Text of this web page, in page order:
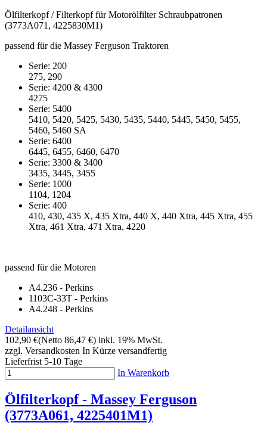
Ölfilterkopf / Filterkopf für Motorölfilter Schraubpatronen
(3773A071, 4225830M1)
passend für die Massey Ferguson Traktoren
Serie: 200
275, 290
Serie: 4200 & 4300
4275
Serie: 5400
5410, 5420, 5425, 5430, 5435, 5440, 5445, 5450, 5455,
5460, 5460 SA
Serie: 6400
6445, 6455, 6460, 6470
Serie: 3300 & 3400
3435, 3445, 3455
Serie: 1000
1104, 1204
Serie: 400
410, 430, 435 X, 435 Xtra, 440 X, 440 Xtra, 445 Xtra, 455
Xtra, 461 Xtra, 471 Xtra, 4220
passend für die Motoren
A4.236 - Perkins
1103C-33T - Perkins
A4.248 - Perkins
Detailansicht
102,90 €(Netto 86,47 €) inkl. 19% MwSt.
zzgl. Versandkosten In Kürze versandfertig
Lieferfrist 5-10 Tage
In Warenkorb
Ölfilterkopf - Massey Ferguson
(3773A061, 4225401M1)